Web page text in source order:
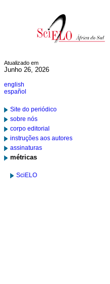
Atualizado em
Junho 26, 2026
english
español
Site do periódico
sobre nós
corpo editorial
instruções aos autores
assinaturas
métricas
SciELO